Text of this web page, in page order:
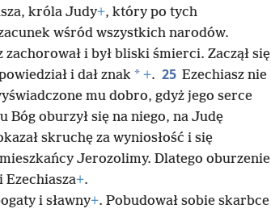
króla Judy+, który po tych
wśród wszystkich narodów.
zachorował i był bliski śmierci. Zaczął się
i dał znak * +. 25 Ezechiasz nie
mu dobro, gdyż jego serce
Bóg oburzył się na niego, na Judę
skruchę za wyniosłość i się
Jerozolimy. Dlatego oburzenie
Ezechiasza+.
i sławny+. Pobudował sobie skarbce